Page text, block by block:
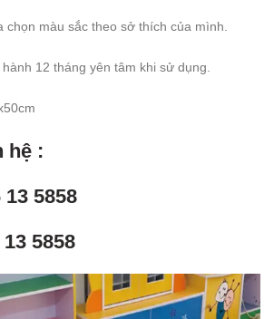
chọn màu sắc theo sở thích của mình.
12 tháng yên tâm khi sử dụng.
hệ :
5858
5858